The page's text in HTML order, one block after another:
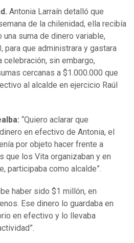
Antonia Larraín detalló que
de la chilenidad, ella recibía
suma de dinero variable,
para que administrara y gastara
sin embargo,
cercanas a $1.000.000 que
al alcalde en ejercicio Raúl
“Quiero aclarar que
en efectivo de Antonia, el
por objeto hacer frente a
que los Vita organizaban y en
participaba como alcalde”.
haber sido $1 millón, en
Ese dinero lo guardaba en
en efectivo y lo llevaba